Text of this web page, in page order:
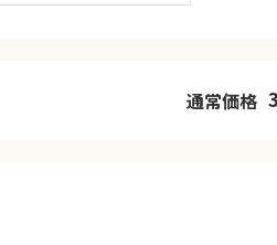
通常価格